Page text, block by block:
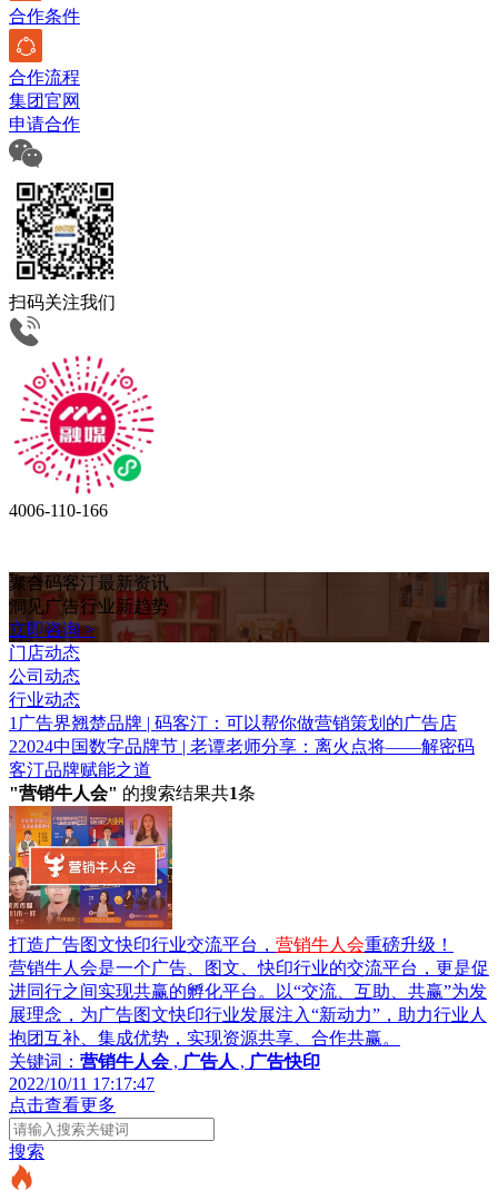
合作条件
合作流程
集团官网
申请合作
扫码关注我们
4006-110-166
聚合码客汀最新资讯
洞见广告行业新趋势
立即咨询 >
门店动态
公司动态
行业动态
1 广告界翘楚品牌 | 码客汀：可以帮你做营销策划的广告店
22024中国数字品牌节 | 老谭老师分享：离火点将——解密码
客汀品牌赋能之道
"营销牛人会" 的搜索结果共1条
打造广告图文快印行业交流平台， 营销牛人会重磅升级！
营销牛人会是一个广告、图文、快印行业的交流平台，更是促
进同行之间实现共赢的孵化平台。以“交流、互助、共赢”为发
展理念，为广告图文快印行业发展注入“新动力”，助力行业人
抱团互补、集成优势，实现资源共享、合作共赢。
关键词： 营销牛人会, 广告人 , 广告快印
2022/10/11 17:17:47
点击查看更多
搜索